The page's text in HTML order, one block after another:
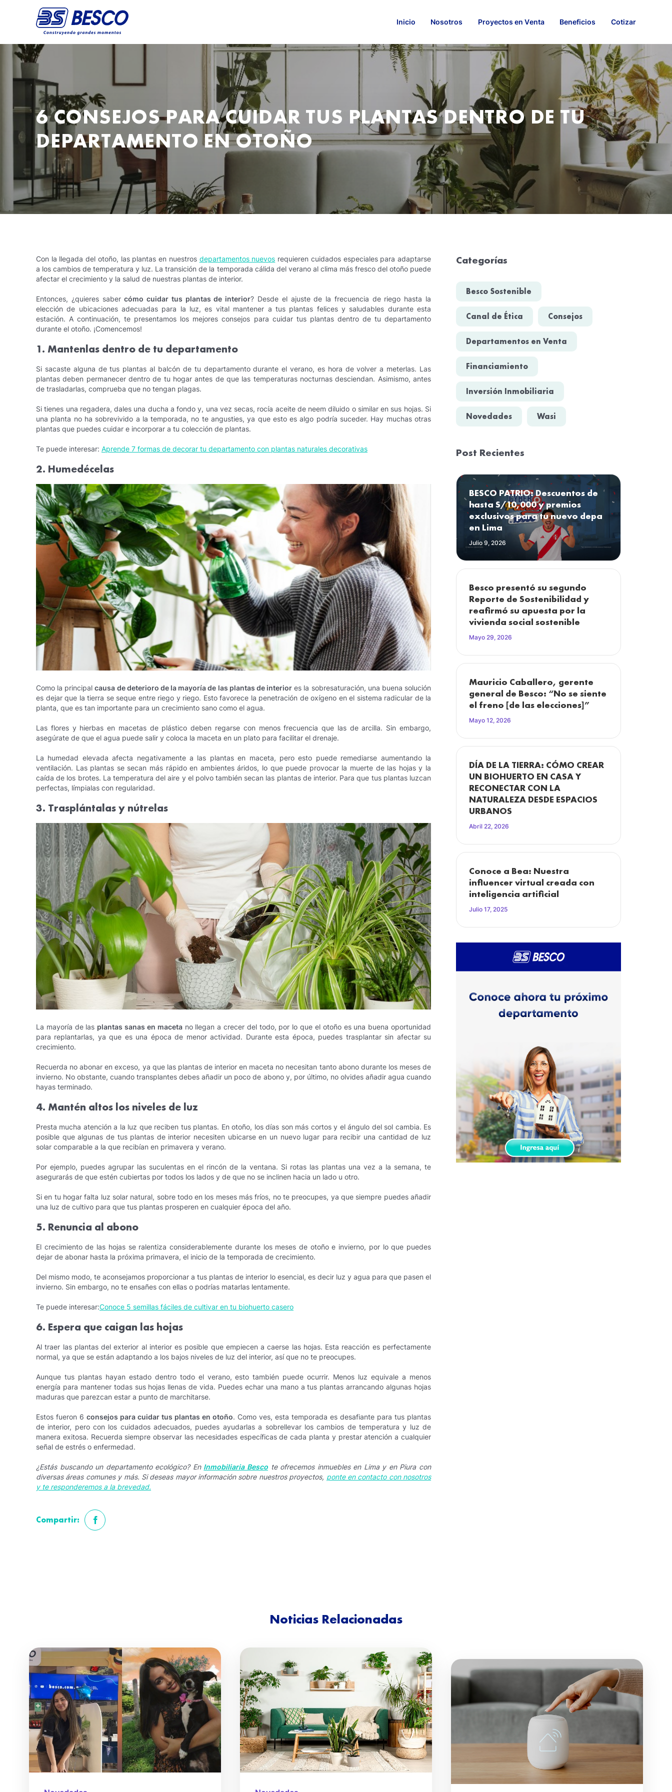
Inicio Nosotros Proyectos en Venta Beneficios Cotizar
6 CONSEJOS PARA CUIDAR TUS PLANTAS DENTRO DE TU
DEPARTAMENTO EN OTOÑO
Con la llegada del otoño, las plantas en nuestros departamentos nuevos requieren cuidados especiales para adaptarse
a los cambios de temperatura y luz. La transición de la temporada cálida del verano al clima más fresco del otoño puede
afectar el crecimiento y la salud de nuestras plantas de interior.
Entonces, ¿quieres sabercómo cuidar tus plantas de interior? Desde el ajuste de la frecuencia de riego hasta la
elección de ubicaciones adecuadas para la luz, es vital mantener a tus plantas felices y saludables durante esta
estación. A continuación, te presentamos los mejores consejos para cuidar tus plantas dentro de tu departamento
durante el otoño. ¡Comencemos!
1. Mantenlas dentro de tu departamento
Si sacaste alguna de tus plantas al balcón de tu departamento durante el verano, es hora de volver a meterlas. Las
plantas deben permanecer dentro de tu hogar antes de que las temperaturas nocturnas desciendan. Asimismo, antes
de trasladarlas, comprueba que no tengan plagas.
Si tienes una regadera, dales una ducha a fondo y, una vez secas, rocía aceite de neem diluido o similar en sus hojas. Si
una planta no ha sobrevivido a la temporada, no te angusties, ya que esto es algo podría suceder. Hay muchas otras
plantas que puedes cuidar e incorporar a tu colección de plantas.
Te puede interesar: Aprende 7 formas de decorar tu departamento con plantas naturales decorativas
2. Humedécelas
Como la principalcausa de deterioro de la mayoría de las plantas de interior es la sobresaturación, una buena solución
es dejar que la tierra se seque entre riego y riego. Esto favorece la penetración de oxígeno en el sistema radicular de la
planta, que es tan importante para un crecimiento sano como el agua.
Las flores y hierbas en macetas de plástico deben regarse con menos frecuencia que las de arcilla. Sin embargo,
asegúrate de que el agua puede salir y coloca la maceta en un plato para facilitar el drenaje.
La humedad elevada afecta negativamente a las plantas en maceta, pero esto puede remediarse aumentando la
ventilación. Las plantas se secan más rápido en ambientes áridos, lo que puede provocar la muerte de las hojas y la
caída de los brotes. La temperatura del aire y el polvo también secan las plantas de interior. Para que tus plantas luzcan
perfectas, límpialas con regularidad.
3. Trasplántalas y nútrelas
La mayoría de las plantas sanas en macetano llegan a crecer del todo, por lo que el otoño es una buena oportunidad
para replantarlas, ya que es una época de menor actividad. Durante esta época, puedes trasplantar sin afectar su
crecimiento.
Recuerda no abonar en exceso, ya que las plantas de interior en maceta no necesitan tanto abono durante los meses de
invierno. No obstante, cuando transplantes debes añadir un poco de abono y, por último, no olvides añadir agua cuando
hayas terminado.
4. Mantén altos los niveles de luz
Presta mucha atención a la luz que reciben tus plantas. En otoño, los días son más cortos y el ángulo del sol cambia. Es
posible que algunas de tus plantas de interior necesiten ubicarse en un nuevo lugar para recibir una cantidad de luz
solar comparable a la que recibían en primavera y verano.
Por ejemplo, puedes agrupar las suculentas en el rincón de la ventana. Si rotas las plantas una vez a la semana, te
asegurarás de que estén cubiertas por todos los lados y de que no se inclinen hacia un lado u otro.
Si en tu hogar falta luz solar natural, sobre todo en los meses más fríos, no te preocupes, ya que siempre puedes añadir
una luz de cultivo para que tus plantas prosperen en cualquier época del año.
5. Renuncia al abono
El crecimiento de las hojas se ralentiza considerablemente durante los meses de otoño e invierno, por lo que puedes
dejar de abonar hasta la próxima primavera, el inicio de la temporada de crecimiento.
Del mismo modo, te aconsejamos proporcionar a tus plantas de interior lo esencial, es decir luz y agua para que pasen el
invierno. Sin embargo, no te ensañes con ellas o podrías matarlas lentamente.
Te puede interesar:Conoce 5 semillas fáciles de cultivar en tu biohuerto casero
6. Espera que caigan las hojas
Al traer las plantas del exterior al interior es posible que empiecen a caerse las hojas. Esta reacción es perfectamente
normal, ya que se están adaptando a los bajos niveles de luz del interior, así que no te preocupes.
Aunque tus plantas hayan estado dentro todo el verano, esto también puede ocurrir. Menos luz equivale a menos
energía para mantener todas sus hojas llenas de vida. Puedes echar una mano a tus plantas arrancando algunas hojas
maduras que parezcan estar a punto de marchitarse.
Estos fueron 6 consejos para cuidar tus plantas en otoño. Como ves, esta temporada es desafiante para tus plantas
de interior, pero con los cuidados adecuados, puedes ayudarlas a sobrellevar los cambios de temperatura y luz de
manera exitosa. Recuerda siempre observar las necesidades específicas de cada planta y prestar atención a cualquier
señal de estrés o enfermedad.
¿Estás buscando un departamento ecológico? En Inmobiliaria Bescote ofrecemos inmuebles en Lima y en Piura con
diversas áreas comunes y más. Si deseas mayor información sobre nuestros proyectos, ponte en contacto con nosotros
y te responderemos a la brevedad.
Compartir:
Categorías
Besco Sostenible
Canal de Ética Consejos
Departamentos en Venta
Financiamiento
Inversión Inmobiliaria
Novedades Wasi
Post Recientes
BESCO PATRIO: Descuentos de
hasta S/10,000 y premios
exclusivos para tu nuevo depa
en Lima
Julio 9, 2026
Besco presentó su segundo
Reporte de Sostenibilidad y
reafirmó su apuesta por la
vivienda social sostenible
Mayo 29, 2026
Mauricio Caballero, gerente
general de Besco: “No se siente
el freno [de las elecciones]”
Mayo 12, 2026
DÍA DE LA TIERRA: CÓMO CREAR
UN BIOHUERTO EN CASA Y
RECONECTAR CON LA
NATURALEZA DESDE ESPACIOS
URBANOS
Abril 22, 2026
Conoce a Bea: Nuestra
influencer virtual creada con
inteligencia artificial
Julio 17, 2025
Noticias Relacionadas